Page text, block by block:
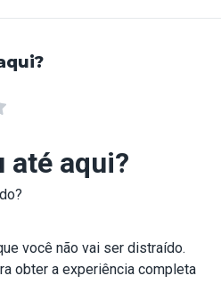
até aqui?
você não vai ser distraído.
obter a experiência completa